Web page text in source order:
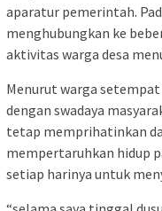
aparatur pemerintah.
menghubungkan ke
aktivitas warga desa
Menurut warga
dengan swadaya
tetap memprihatinkan
mempertaruhkan hidup
setiap harinya untuk